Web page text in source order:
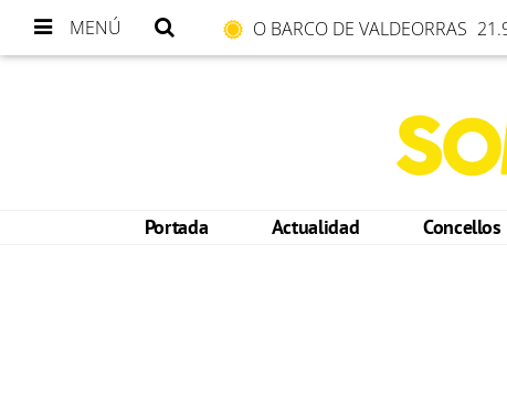
MENÚ O BARCO DE VALDEORRAS
Portada Actualidad Concellos